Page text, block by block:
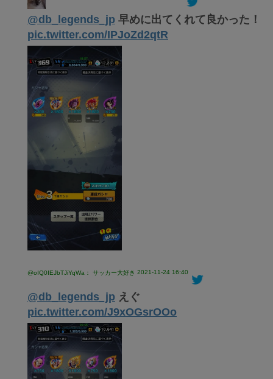
@db_legends_jp 早めに出てくれて良かった！
pic.twitter.com/IPJoZd2qtR
@oIQ0IEJbTJiYqWa： サッカー大好き 2021-11-24 16:40
@db_legends_jp えぐ
pic.twitter.com/J9xOGsrOOo